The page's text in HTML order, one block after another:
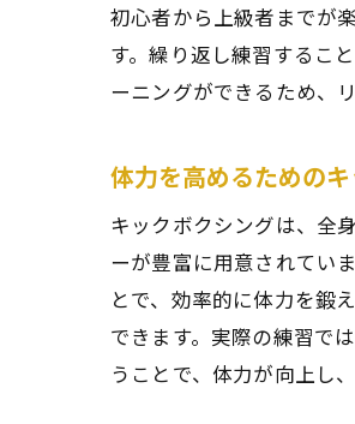
初心者から上級者までが
す。繰り返し練習するこ
ーニングができるため、
体力を高めるための
キックボクシングは、全
ーが豊富に用意されてい
とで、効率的に体力を鍛
できます。実際の練習で
うことで、体力が向上し